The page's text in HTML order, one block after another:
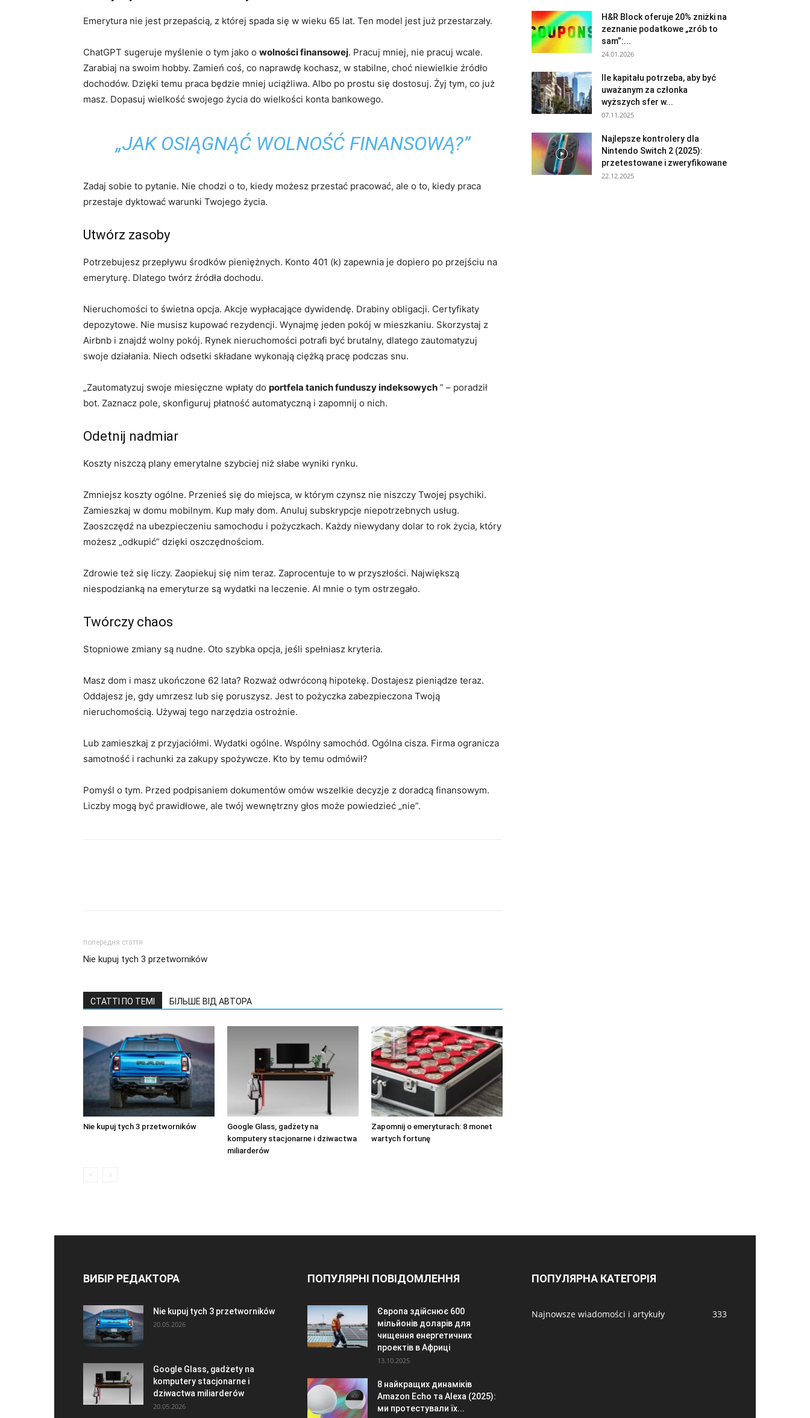
Emerytura nie jest przepaścią, z której spada się w wieku 65 lat. Ten model jest już przestarzały.
ChatGPT sugeruje myślenie o tym jako o wolności finansowej. Pracuj mniej, nie pracuj wcale.
Zarabiaj na swoim hobby. Zamień coś, co naprawdę kochasz, w stabilne, choć niewielkie źródło
dochodów. Dzięki temu praca będzie mniej uciążliwa. Albo po prostu się dostosuj. Żyj tym, co już
masz. Dopasuj wielkość swojego życia do wielkości konta bankowego.
„JAK OSIĄGNĄĆ WOLNOŚĆ FINANSOWĄ?”
Zadaj sobie to pytanie. Nie chodzi o to, kiedy możesz przestać pracować, ale o to, kiedy praca
przestaje dyktować warunki Twojego życia.
Utwórz zasoby
Potrzebujesz przepływu środków pieniężnych. Konto 401 (k) zapewnia je dopiero po przejściu na
emeryturę. Dlatego twórz źródła dochodu.
Nieruchomości to świetna opcja. Akcje wypłacające dywidendę. Drabiny obligacji. Certyfikaty
depozytowe. Nie musisz kupować rezydencji. Wynajmę jeden pokój w mieszkaniu. Skorzystaj z
Airbnb i znajdź wolny pokój. Rynek nieruchomości potrafi być brutalny, dlatego zautomatyzuj
swoje działania. Niech odsetki składane wykonają ciężką pracę podczas snu.
„Zautomatyzuj swoje miesięczne wpłaty do portfela tanich funduszy indeksowych ” – poradził
bot. Zaznacz pole, skonfiguruj płatność automatyczną i zapomnij o nich.
Odetnij nadmiar
Koszty niszczą plany emerytalne szybciej niż słabe wyniki rynku.
Zmniejsz koszty ogólne. Przenieś się do miejsca, w którym czynsz nie niszczy Twojej psychiki.
Zamieszkaj w domu mobilnym. Kup mały dom. Anuluj subskrypcje niepotrzebnych usług.
Zaoszczędź na ubezpieczeniu samochodu i pożyczkach. Każdy niewydany dolar to rok życia, który
możesz „odkupić” dzięki oszczędnościom.
Zdrowie też się liczy. Zaopiekuj się nim teraz. Zaprocentuje to w przyszłości. Największą
niespodzianką na emeryturze są wydatki na leczenie. AI mnie o tym ostrzegało.
Twórczy chaos
Stopniowe zmiany są nudne. Oto szybka opcja, jeśli spełniasz kryteria.
Masz dom i masz ukończone 62 lata? Rozważ odwróconą hipotekę. Dostajesz pieniądze teraz.
Oddajesz je, gdy umrzesz lub się poruszysz. Jest to pożyczka zabezpieczona Twoją
nieruchomością. Używaj tego narzędzia ostrożnie.
Lub zamieszkaj z przyjaciółmi. Wydatki ogólne. Wspólny samochód. Ogólna cisza. Firma ogranicza
samotność i rachunki za zakupy spożywcze. Kto by temu odmówił?
Pomyśl o tym. Przed podpisaniem dokumentów omów wszelkie decyzje z doradcą finansowym.
Liczby mogą być prawidłowe, ale twój wewnętrzny głos może powiedzieć „nie”.
попередня стаття
Nie kupuj tych 3 przetworników
СТАТТІ ПО ТЕМІ БІЛЬШЕ ВІД АВТОРА
Nie kupuj tych 3 przetworników
Google Glass, gadżety na
komputery stacjonarne i dziwactwa
miliarderów
Zapomnij o emeryturach: 8 monet
wartych fortunę
H&R Block oferuje 20% zniżki na
zeznanie podatkowe „zrób to
sam”:...
24.01.2026
Ile kapitału potrzeba, aby być
uważanym za członka
wyższych sfer w...
07.11.2025
Najlepsze kontrolery dla
Nintendo Switch 2 (2025):
przetestowane i zweryfikowane
22.12.2025
ВИБІР РЕДАКТОРА
Nie kupuj tych 3 przetworników
20.05.2026
Google Glass, gadżety na
komputery stacjonarne i
dziwactwa miliarderów
20.05.2026
ПОПУЛЯРНІ ПОВІДОМЛЕННЯ
Європа здійснює 600
мільйонів доларів для
чищення енергетичних
проектів в Африці
13.10.2025
8 найкращих динаміків
Amazon Echo та Alexa (2025):
ми протестували їх...
ПОПУЛЯРНА КАТЕГОРІЯ
Najnowsze wiadomości i artykuły 333